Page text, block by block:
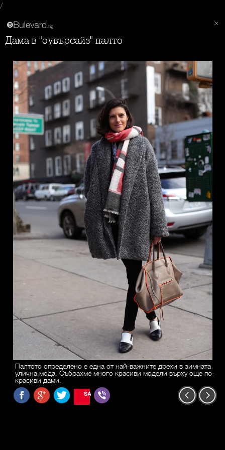
/
Дама в "оувърсайз" палто
Палтото определено е една от най-важните дрехи в зимната
улична мода. Събрахме много красиви модели върху още по-
красиви дами.
SAVE